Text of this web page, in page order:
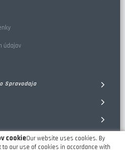
cookieOur website uses cookies. By
our use of cookies in accordance with
údajov
Spravodaja
change.
DRACO eShop